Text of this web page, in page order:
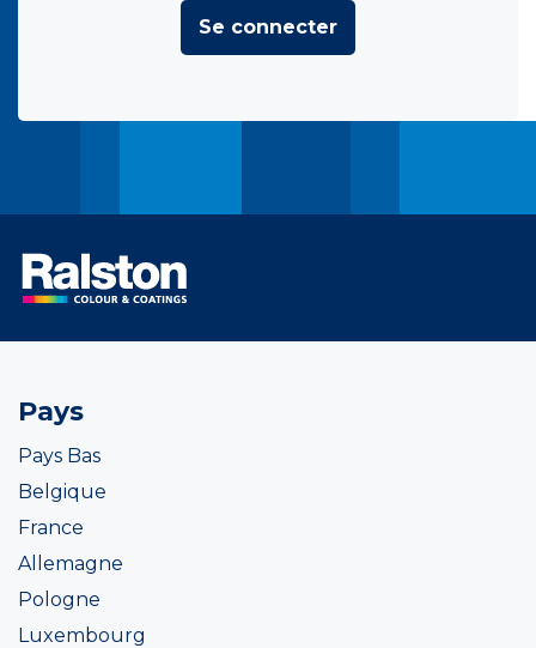
Se connecter
Pays
Pays Bas
Belgique
France
Allemagne
Pologne
Luxembourg